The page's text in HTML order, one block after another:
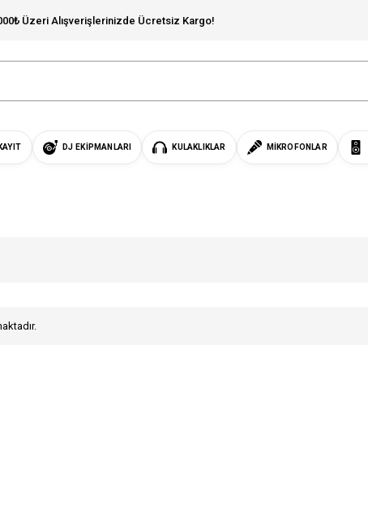
Üzeri Alışverişlerinizde Ücretsiz Kargo!
DJ EKIPMANLARI KULAKLIKLAR MIKROFONLAR